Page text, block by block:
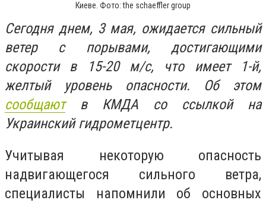
Киеве. Фото: the schaeffler group
Сегодня днем, 3 мая, ожидается сильный
ветер с порывами, достигающими
скорости в 15-20 м/с, что имеет 1-й,
желтый уровень опасности. Об этом
сообщаютв КМДА со ссылкой на
Украинский гидрометцентр.
Учитывая некоторую опасность
надвигающегося сильного ветра,
специалисты напомнили об основных